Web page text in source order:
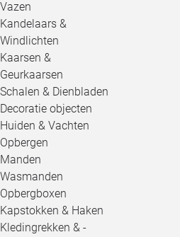
Vazen
Kandelaars &
Windlichten
Kaarsen &
Geurkaarsen
Schalen & Dienbladen
Decoratie objecten
Huiden & Vachten
Opbergen
Manden
Wasmanden
Opbergboxen
Kapstokken & Haken
Kledingrekken & -